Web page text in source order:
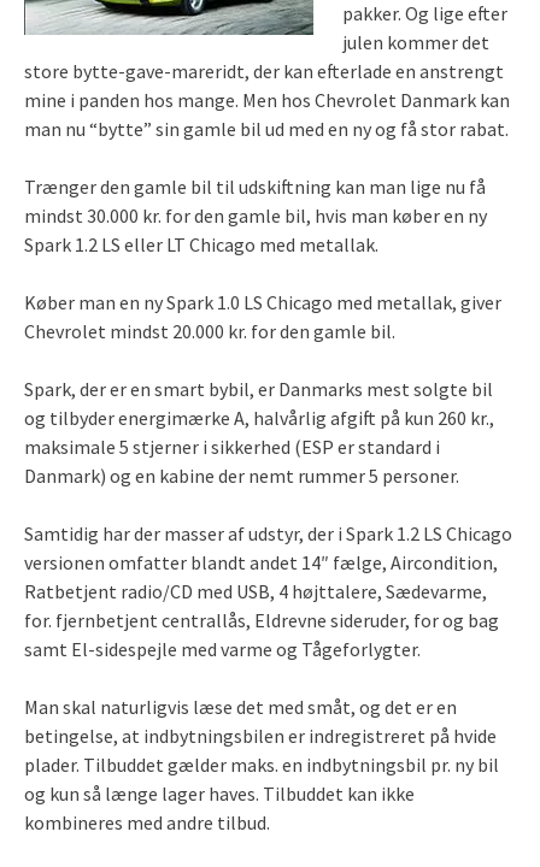
pakker. Og lige efter
julen kommer det
store bytte-gave-mareridt, der kan efterlade en anstrengt
mine i panden hos mange. Men hos Chevrolet Danmark kan
man nu “bytte” sin gamle bil ud med en ny og få stor rabat.
Trænger den gamle bil til udskiftning kan man lige nu få
mindst 30.000 kr. for den gamle bil, hvis man køber en ny
Spark 1.2 LS eller LT Chicago med metallak.
Køber man en ny Spark 1.0 LS Chicago med metallak, giver
Chevrolet mindst 20.000 kr. for den gamle bil.
Spark, der er en smart bybil, er Danmarks mest solgte bil
og tilbyder energimærke A, halvårlig afgift på kun 260 kr.,
maksimale 5 stjerner i sikkerhed (ESP er standard i
Danmark) og en kabine der nemt rummer 5 personer.
Samtidig har der masser af udstyr, der i Spark 1.2 LS Chicago
versionen omfatter blandt andet 14″ fælge, Aircondition,
Ratbetjent radio/CD med USB, 4 højttalere, Sædevarme,
for. fjernbetjent centrallås, Eldrevne sideruder, for og bag
samt El-sidespejle med varme og Tågeforlygter.
Man skal naturligvis læse det med småt, og det er en
betingelse, at indbytningsbilen er indregistreret på hvide
plader. Tilbuddet gælder maks. en indbytningsbil pr. ny bil
og kun så længe lager haves. Tilbuddet kan ikke
kombineres med andre tilbud.